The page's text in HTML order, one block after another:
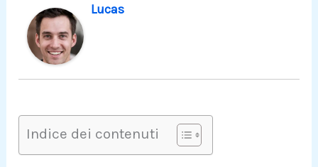
Lucas
Indice dei contenuti